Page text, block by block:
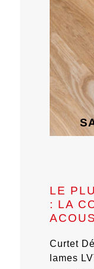
LE
: LA
Curtet
lames